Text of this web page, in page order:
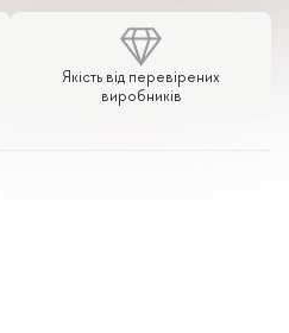
Якість від перевірених
виробників